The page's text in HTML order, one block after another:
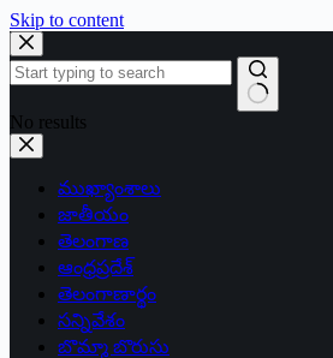
Skip to content
No results
ముఖ్యాంశాలు
జాతీయం
తెలంగాణ
ఆంధ్రప్రదేశ్
తెలంగాణార్థం
సన్నివేశం
బొమ్మా బొరుసు